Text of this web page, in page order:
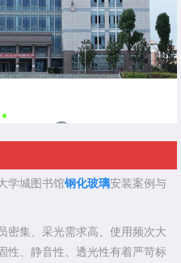
学城图书馆钢化玻璃安装案例与
密集、采光需求高、使用频次大
性、静音性、透光性有着严苛标